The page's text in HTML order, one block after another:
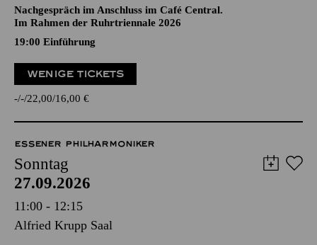
Nachgespräch im Anschluss im Café Central.
Im Rahmen der Ruhrtriennale 2026
19:00 Einführung
WENIGE TICKETS
- - 22,00 16,00 €
ESSENER PHILHARMONIKER
Sonntag
27.09.2026
11:00 - 12:15
Alfried Krupp Saal